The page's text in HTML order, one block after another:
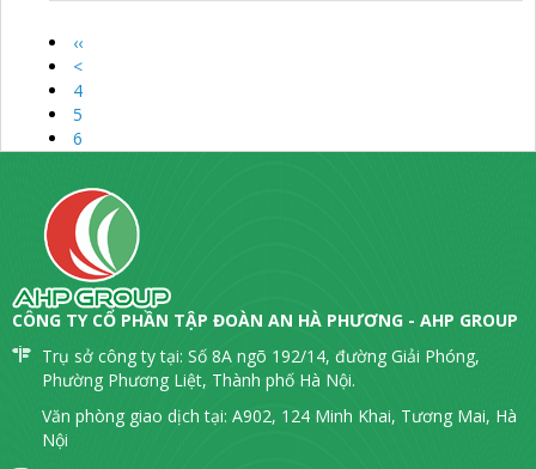
‹‹
<
4
5
6
CÔNG TY CỔ PHẦN TẬP ĐOÀN AN HÀ PHƯƠNG - AHP GROUP
Trụ sở công ty tại: Số 8A ngõ 192/14, đường Giải Phóng,
Phường Phương Liệt, Thành phố Hà Nội.
Văn phòng giao dịch tại: A902, 124 Minh Khai, Tương Mai, Hà
Nội